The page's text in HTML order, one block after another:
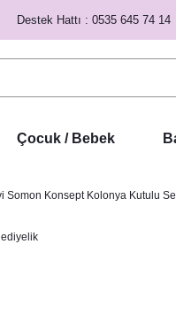
Destek Hattı : 0535 645 74 14
Çocuk / Bebek
Somon Konsept Kolonya Kutulu